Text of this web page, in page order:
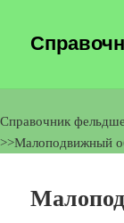
Справочник
>>Малоподвижный